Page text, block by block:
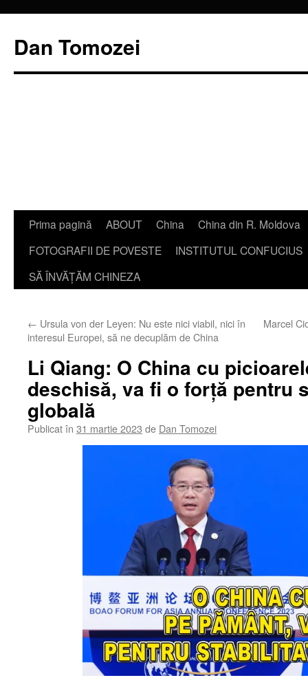
Dan Tomozei
Sari
conținut
Prima pagină ABOUT China
China din R. Moldova
FOTOGRAFII DE POVESTE
INSTITUTUL CONFUCIUS
SĂ ÎNVĂŢĂM CHINEZA
← Ursula von der Leyen: Nu este nici viabil, nici în
interesul Europei, să ne decuplăm de China
Marcel
Li Qiang: O China cu
deschisă, va fi o forță pentru
globală
Publicat în 31 martie 2023 de Dan Tomozei